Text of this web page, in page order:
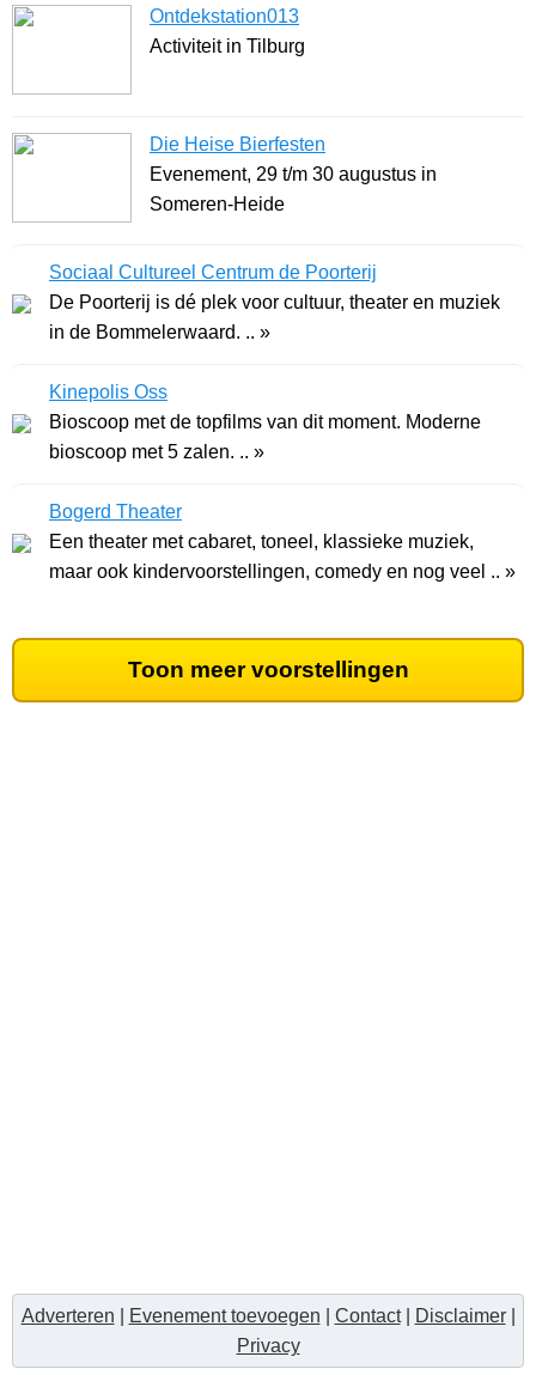
Ontdekstation013
Activiteit in Tilburg
Die Heise Bierfesten
Evenement, 29 t/m 30 augustus in
Someren-Heide
Sociaal Cultureel Centrum de Poorterij
De Poorterij is dé plek voor cultuur, theater en muziek
in de Bommelerwaard. .. »
Kinepolis Oss
Bioscoop met de topfilms van dit moment. Moderne
bioscoop met 5 zalen. .. »
Bogerd Theater
Een theater met cabaret, toneel, klassieke muziek,
maar ook kindervoorstellingen, comedy en nog veel .. »
Toon meer voorstellingen
Adverteren Evenement toevoegen Contact| Disclaimer|
Privacy